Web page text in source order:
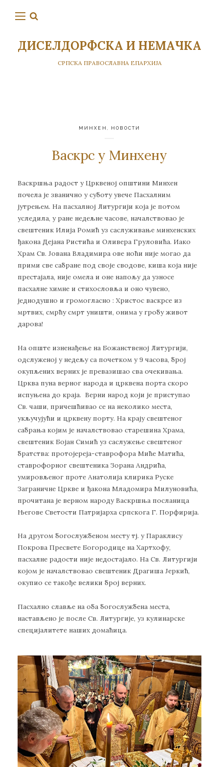
ДИСЕЛДОРФСКА И НЕМАЧКА
СРПСКА ПРАВОСЛАВНА ЕПАРХИЈА
МИНХЕН НОВОСТИ
Васкрс у Минхену
Васкршња радост у Црквеној општини Минхен
почела је званично у суботу увече Пасхалним
јутрењем. На пасхалној Литургији која је потом
уследила, у ране недељне часове, началствовао је
свештеник Илија Ромић уз саслуживање минхенских
ђакона Дејана Ристића и Оливера Груловића. Иако
Храм Св. Јована Владимира ове ноћи није могао да
прими све сабране под своје сводове, киша која није
престајала, није омела и оне напољу да узносе
пасхалне химне и стихословља и оно чувено,
једнодушно и громогласно : Христос вaскрсе из
мртвих, смрћу смрт уништи, онима у гробу живот
дарова!
На опште изненађење на Божанственој Литургији,
одслуженој у недељу са почетком у 9 часова, број
окупљених верних је превазишао сва очекивања.
Црква пуна верног народа и црквена порта скоро
испуњена до краја. Верни народ који је приступао
Св. чаши, причешћивао се на неколико места,
укључујући и црквену порту. На крају свештеног
сабрања којим је началствовао старешина Храма,
свештеник Бојан Симић уз саслужење свештеног
братства: протојереја-ставрофора Миће Матића,
ставрофорног свештеника Зорана Андрића,
умировљеног проте Анатолија клирика Руске
Заграничне Цркве и ђакона Младомира Милуновића,
прочитана је верном народу Васкршња посланица
Његове Светости Патријарха српскога Г. Порфирија.
На другом богослужбеном месту тј. у Параклису
Покрова Пресвете Богородице на Хартхофу,
пасхалне радости није недостајало. На Св. Литургији
којом је началствовао свештеник Драгиша Јеркић,
окупио се такође велики број верних.
Пасхално славље на оба богослужбена места,
настављено је после Св. Литургије, уз кулинарске
специјалитете наших домаћица.